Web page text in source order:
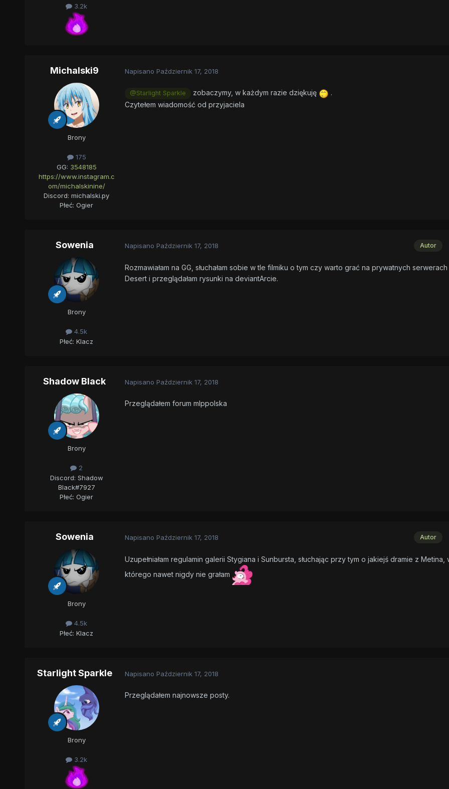
3.2k
Michalski9
Brony
175
GG: 3548185
https://www.instagram.c
om/michalskinine/
Discord: michalski.py
Płeć: Ogier
Napisano Październik 17, 2018
@Starlight Sparkle zobaczymy, w każdym razie dziękuję
.
Czytełem wiadomość od przyjaciela
Sowenia
Brony
4.5k
Płeć: Klacz
Autor
Napisano Październik 17, 2018
Rozmawiałam na GG, słuchałam sobie w tle filmiku o tym czy warto grać na prywatnych
Desert i przeglądałam rysunki na deviantArcie.
Shadow Black
Brony
2
Discord: Shadow
Black#7927
Płeć: Ogier
Napisano Październik 17, 2018
Przeglądałem forum mlppolska
Sowenia
Brony
4.5k
Płeć: Klacz
Autor
Napisano Październik 17, 2018
Uzupełniałam regulamin galerii Stygiana i Sunbursta, słuchając przy tym o jakiejś dramie z Metina,
którego nawet nigdy nie grałam
Starlight Sparkle
Brony
3.2k
Napisano Październik 17, 2018
Przeglądałem najnowsze posty.